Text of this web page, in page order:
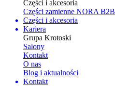
Części i akcesoria
Części zamienne NORA B2B
Części i akcesoria
Kariera
Grupa Krotoski
Salony
Kontakt
O nas
Blog i aktualności
Kontakt